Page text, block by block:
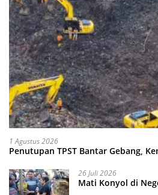
1 Agustus 2026
Penutupan TPST Bantar Gebang,
26 Juli 2026
Mati Konyol di